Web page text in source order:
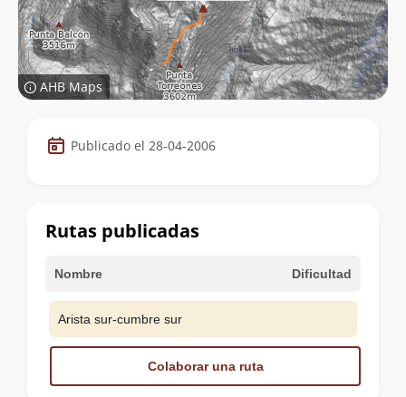
AHB Maps
Datos
de
cumbre
Publicado el 28-04-2006
Rutas publicadas
Nombre Dificultad
Arista sur-cumbre sur
Colaborar una ruta